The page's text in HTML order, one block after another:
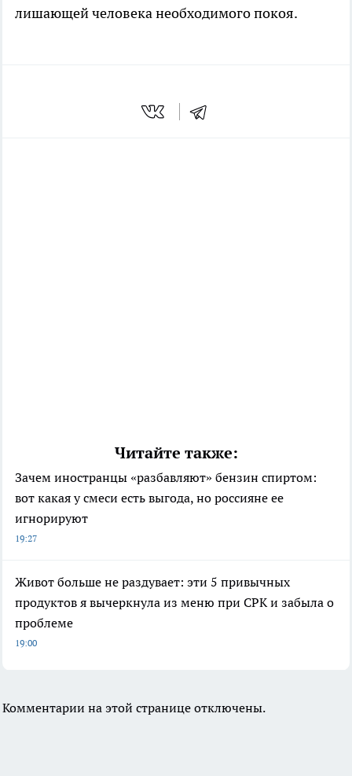
лишающей человека необходимого покоя.
Читайте также:
Зачем иностранцы «разбавляют» бензин спиртом:
вот какая у смеси есть выгода, но россияне ее
игнорируют
19:27
Живот больше не раздувает: эти 5 привычных
продуктов я вычеркнула из меню при СРК и забыла о
проблеме
19:00
Комментарии на этой странице отключены.